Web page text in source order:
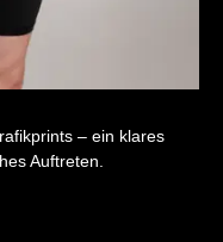
– ein klares
Auftreten.